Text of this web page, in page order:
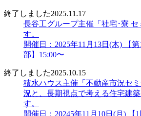
終了しました2025.11.17
長谷工グループ主催「社宅･寮 セ
す。
開催日：2025年11月13日(木) 【
部】15:00〜
終了しました2025.10.15
積水ハウス主催「不動産市況セ
況と、長期視点で考える住宅建
す。
開催日：20245年11月10日(月) 【